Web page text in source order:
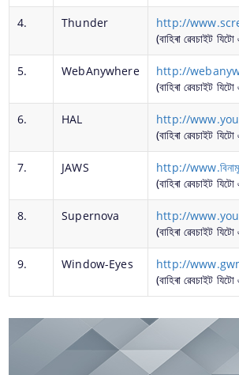
নিৰ্ধাৰিত নিৰিখৰ তালিকা
পানী যোগান নলী বহুৱাবৰ অনুমতিৰ বাবে আবেদন কৰক
We have tried to link all
together to help you locate them
মুখ্যমন্ত্ৰীৰ বিশেষ পেকেজ
মুখ্যমন্ত্ৰীৰ পকী পথ নিৰ্মাণ আঁচনি (MPNA)
উত্তৰ-পূৱ পৰিষদৰ কাৰ্য্যাৱলী
4. Thunder
http://
(বাহিৰা ‌ৱেবচাইট
5. WebAnywhere
http://
(বাহিৰা ‌ৱেবচাইট
6. HAL
http://
(বাহিৰা ‌ৱেবচাইট
7. JAWS
http://
(বাহিৰা ‌ৱেবচাইট
8. Supernova
http://
(বাহিৰা ‌ৱেবচাইট
9. Window-Eyes
http://
(বাহিৰা ‌ৱেবচাইট